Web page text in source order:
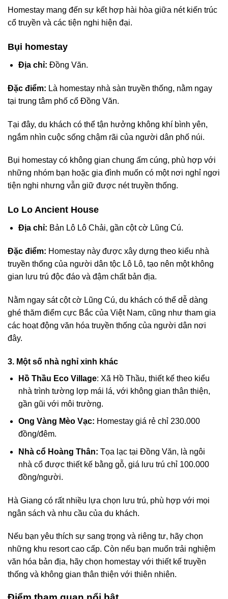
Homestay mang đến sự kết hợp hài hòa giữa nét kiến trúc
cổ truyền và các tiện nghi hiện đại.
Bụi homestay
Địa chỉ: Đồng Văn.
Đặc điểm: Là homestay nhà sàn truyền thống, nằm ngay
tại trung tâm phố cổ Đồng Văn.
Tại đây, du khách có thể tận hưởng không khí bình yên,
ngắm nhìn cuộc sống chậm rãi của người dân phố núi.
Bụi homestay có không gian chung ấm cúng, phù hợp với
những nhóm bạn hoặc gia đình muốn có một nơi nghỉ ngơi
tiện nghi nhưng vẫn giữ được nét truyền thống.
Lo Lo Ancient House
Địa chỉ: Bản Lô Lô Chải, gần cột cờ Lũng Cú.
Đặc điểm: Homestay này được xây dựng theo kiểu nhà
truyền thống của người dân tộc Lô Lô, tạo nên một không
gian lưu trú độc đáo và đậm chất bản địa.
Nằm ngay sát cột cờ Lũng Cú, du khách có thể dễ dàng
ghé thăm điểm cực Bắc của Việt Nam, cũng như tham gia
các hoạt động văn hóa truyền thống của người dân nơi
đây.
3. Một số nhà nghỉ xinh khác
Hồ Thầu Eco Village: Xã Hồ Thầu, thiết kế theo kiểu
nhà trình tường lợp mái lá, với không gian thân thiện,
gần gũi với môi trường.
Ong Vàng Mèo Vạc: Homestay giá rẻ chỉ 230.000
đồng/đêm.
Nhà cổ Hoàng Thân: Tọa lạc tại Đồng Văn, là ngôi
nhà cổ được thiết kế bằng gỗ, giá lưu trú chỉ 100.000
đồng/người.
Hà Giang có rất nhiều lựa chọn lưu trú, phù hợp với mọi
ngân sách và nhu cầu của du khách.
Nếu bạn yêu thích sự sang trọng và riêng tư, hãy chọn
những khu resort cao cấp. Còn nếu bạn muốn trải nghiệm
văn hóa bản địa, hãy chọn homestay với thiết kế truyền
thống và không gian thân thiện với thiên nhiên.